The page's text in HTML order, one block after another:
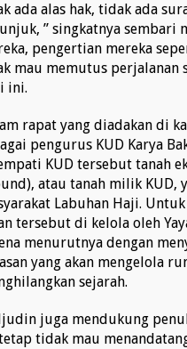
ada alas hak, tidak ada
” singkatnya sembari
pengertian mereka
mau memutus perjalanan
ini.
rapat yang diadakan di
pengurus KUD Karya
KUD tersebut tanah
atau tanah milik KUD,
Labuhan Haji.
tersebut di kelola oleh
menurutnya dengan
yang akan mengelola
sejarah.
juga mendukung
tidak mau